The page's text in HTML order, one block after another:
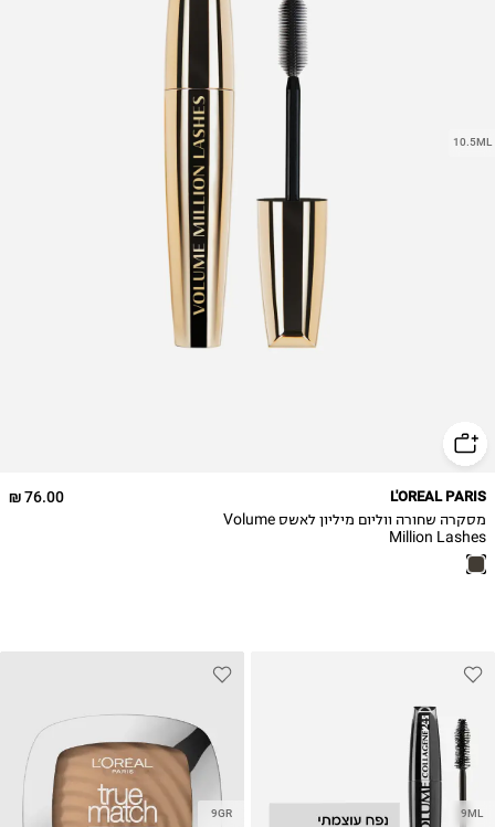
10.5ML
76.00 ₪ L'OREAL PARIS
מסקרה שחורה ווליום מיליון לאשס Volume
Million Lashes
9ML
9GR